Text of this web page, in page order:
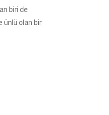
biri de
ünlü olan bir